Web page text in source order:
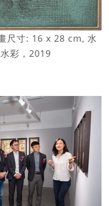
尺寸: 16 x 28 cm, 水
彩，2019